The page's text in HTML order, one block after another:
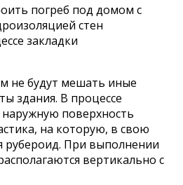
погреб под домом с
стен
закладки
не будут мешать иные
здания. В процессе
наружную поверхность
на которую, в свою
рубероид. При выполнении
вертикально с